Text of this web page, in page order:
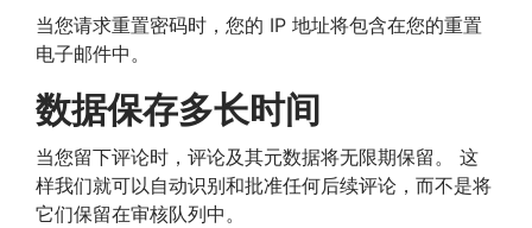
当您请求重置密码时，您的 IP 地址将包含在您的重置
电子邮件中。
数据保存多长时间
当您留下评论时，评论及其元数据将无限期保留。 这
样我们就可以自动识别和批准任何后续评论，而不是将
它们保留在审核队列中。